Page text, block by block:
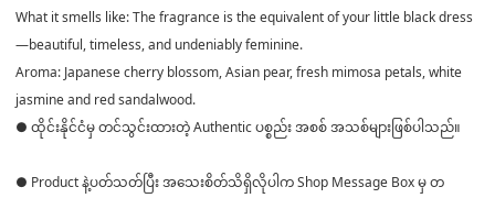
What it smells like: The fragrance is the equivalent of your little black dress
—beautiful, timeless, and undeniably feminine.
Aroma: Japanese cherry blossom, Asian pear, fresh mimosa petals, white
jasmine and red sandalwood.
● ထိုင်းနိုင်ငံမှ တင်သွင်းထားတဲ့ Authentic ပစ္စည်း အစစ် အသစ်များဖြစ်ပါသည်။
● Product နဲ့ပတ်သတ်ပြီး အသေးစိတ်သိရှိလိုပါက Shop Message Box မှ တ